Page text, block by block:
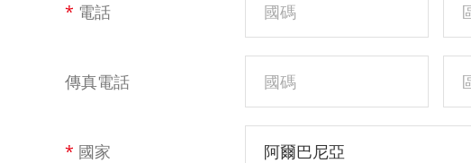
* 電話
傳真電話
* 國家 阿爾巴尼亞